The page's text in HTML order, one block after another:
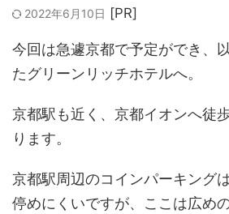
2022年6月10日
今回は急遽京都で予定ができ、
たグリーンリッチホテルへ。
京都駅も近く、京都イオンへ徒
ります。
京都駅周辺のコインパーキング
停めにくいですが、ここは広め